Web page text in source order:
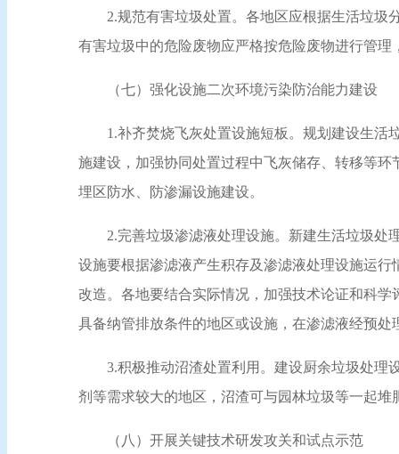
2.规范有害垃圾处置。各地区应根据生活垃圾
有害垃圾中的危险废物应严格按危险废物进行管
（七）强化设施二次环境污染防治能力建设
1.补齐焚烧飞灰处置设施短板。规划建设生活
施建设，加强协同处置过程中飞灰储存、转移等
埋区防水、防渗漏设施建设。
2.完善垃圾渗滤液处理设施。新建生活垃圾处
设施要根据渗滤液产生积存及渗滤液处理设施运
改造。各地要结合实际情况，加强技术论证和科
具备纳管排放条件的地区或设施，在渗滤液经预
3.积极推动沼渣处置利用。建设厨余垃圾处理
剂等需求较大的地区，沼渣可与园林垃圾等一起
（八）开展关键技术研发攻关和试点示范